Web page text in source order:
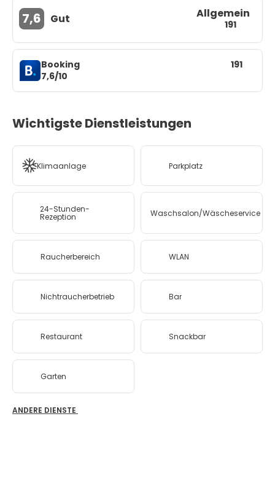
7,6 Gut Allgemein
191
Booking
7,6/10
191
Wichtigste Dienstleistungen
Klimaanlage Parkplatz
24-Stunden-
Rezeption Waschsalon/Wäscheservice
Raucherbereich WLAN
Nichtraucherbetrieb Bar
Restaurant Snackbar
Garten
ANDERE DIENSTE